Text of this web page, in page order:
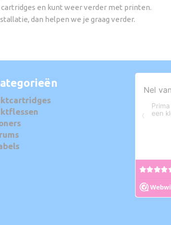
en kunt weer verder met printen.
dan helpen we je graag verder.